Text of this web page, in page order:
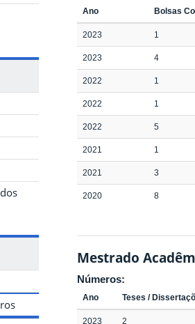
Ano Bolsas
2023 1
2023 4
2022 1
2022 1
2022 5
2021 1
2021 3
2020 8
Mestrado
Números:
Ano Teses /
2023 2